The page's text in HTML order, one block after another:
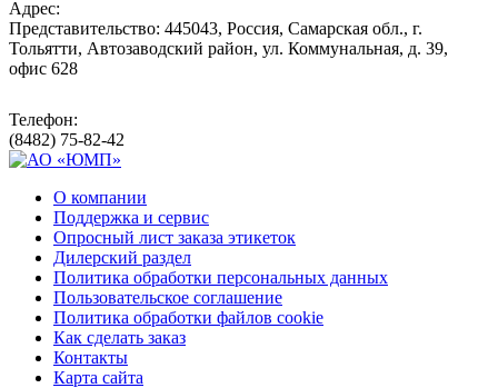
Адрес:
Представительство: 445043, Россия, Самарская обл., г.
Тольятти, Автозаводский район, ул. Коммунальная, д. 39,
офис 628
Телефон:
(8482) 75-82-42
О компании
Поддержка и сервис
Опросный лист заказа этикеток
Дилерский раздел
Политика обработки персональных данных
Пользовательское соглашение
Политика обработки файлов cookie
Как сделать заказ
Контакты
Карта сайта